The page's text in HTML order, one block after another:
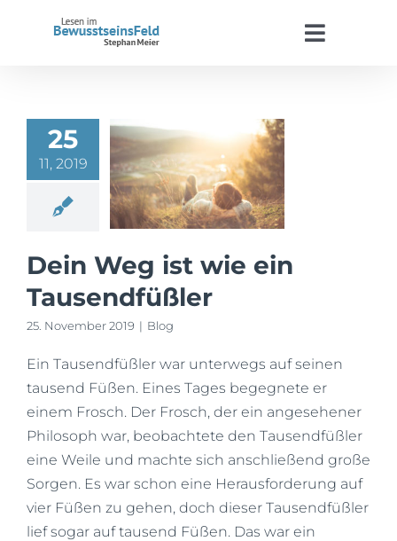
Toggle
Stephan Meier
BewusstseinsFeld
Termine
Kontakt
Mein Account
Facebook
25
11, 2019
Dein Weg ist wie ein
Tausendfüßler
25. November 2019 | Blog
Ein Tausendfüßler war unterwegs auf seinen
tausend Füßen. Eines Tages begegnete er
einem Frosch. Der Frosch, der ein angesehener
Philosoph war, beobachtete den Tausendfüßler
eine Weile und machte sich anschließend große
Sorgen. Es war schon eine Herausforderung auf
vier Füßen zu gehen, doch dieser Tausendfüßler
lief sogar auf tausend Füßen. Das war ein